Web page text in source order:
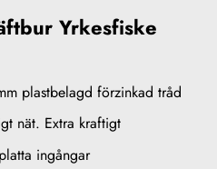
Yrkesfiske
plastbelagd förzinkad tråd
nät. Extra kraftigt
ingångar